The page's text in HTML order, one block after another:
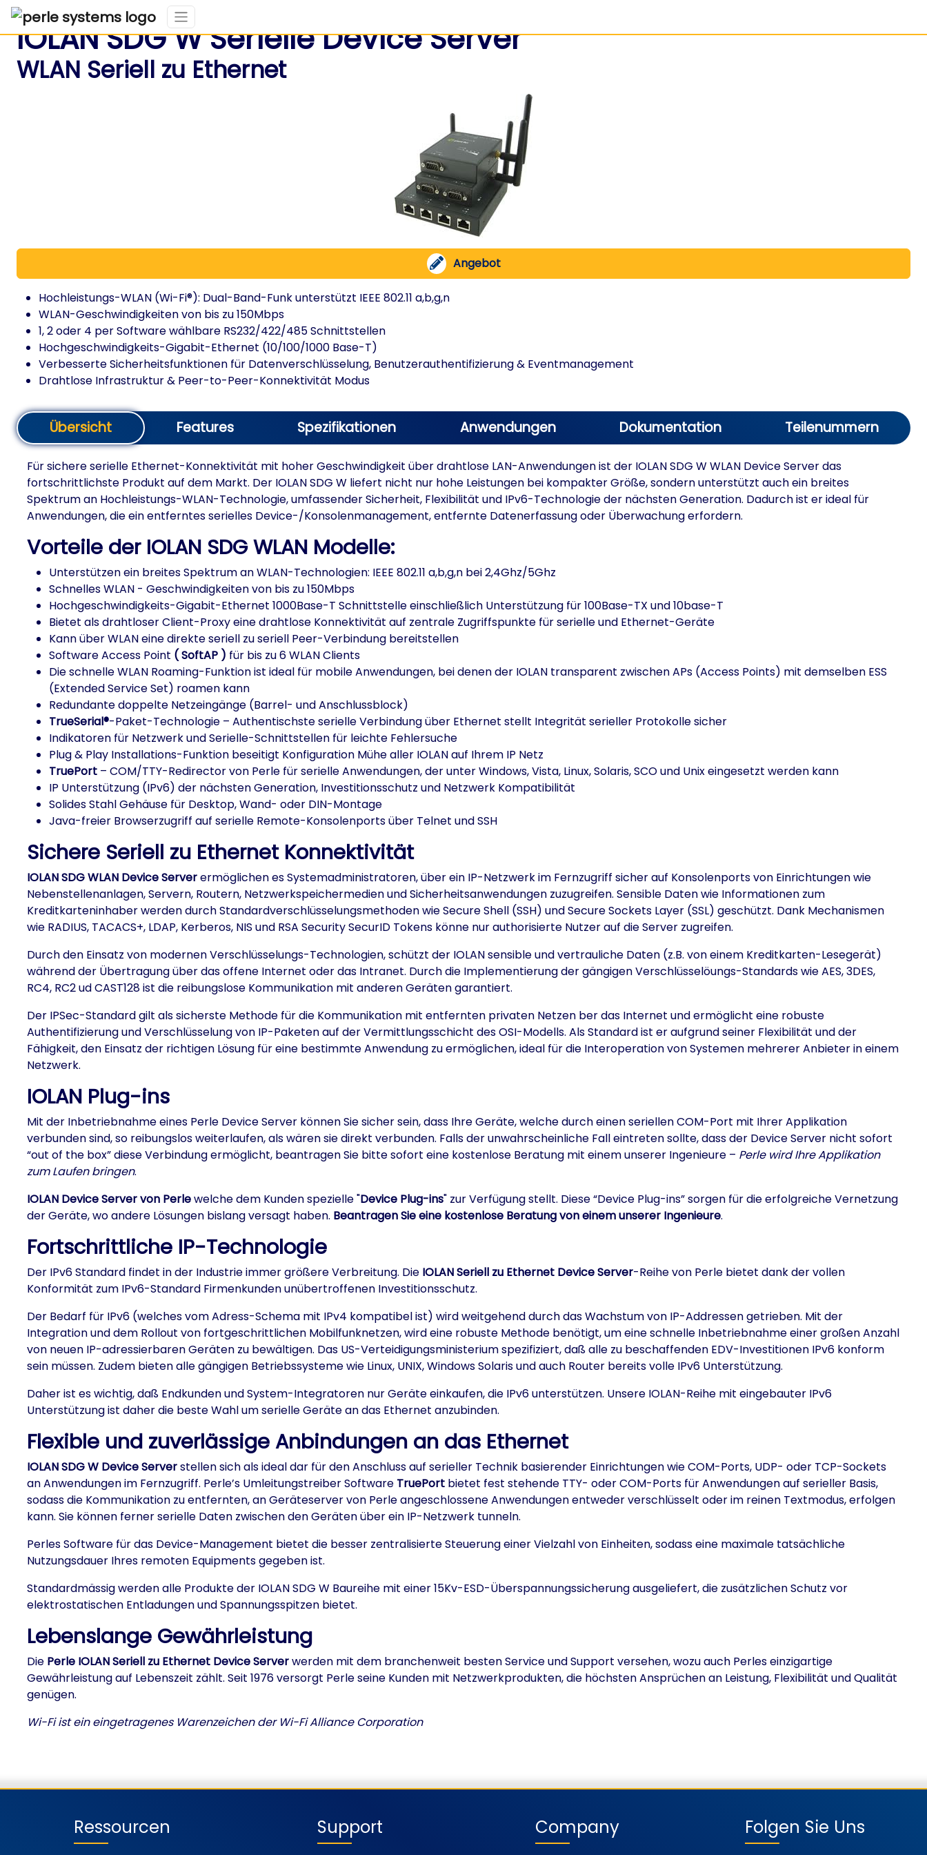
IOLAN SDG W Serielle Device Server
WLAN Seriell zu Ethernet
Angebot
Hochleistungs-WLAN (Wi-Fi®): Dual-Band-Funk unterstützt IEEE 802.11 a,b,g,n
WLAN-Geschwindigkeiten von bis zu 150Mbps
1, 2 oder 4 per Software wählbare RS232/422/485 Schnittstellen
Hochgeschwindigkeits-Gigabit-Ethernet (10/100/1000 Base-T)
Verbesserte Sicherheitsfunktionen für Datenverschlüsselung, Benutzerauthentifizierung & Eventmanagement
Drahtlose Infrastruktur & Peer-to-Peer-Konnektivität Modus
Übersicht Features Spezifikationen Anwendungen Dokumentation Teilenummern
Für sichere serielle Ethernet-Konnektivität mit hoher Geschwindigkeit über drahtlose LAN-Anwendungen ist der IOLAN SDG W WLAN Device Server das
fortschrittlichste Produkt auf dem Markt. Der IOLAN SDG W liefert nicht nur hohe Leistungen bei kompakter Größe, sondern unterstützt auch ein breites
Spektrum an Hochleistungs-WLAN-Technologie, umfassender Sicherheit, Flexibilität und IPv6-Technologie der nächsten Generation. Dadurch ist er ideal für
Anwendungen, die ein entferntes serielles Device-/Konsolenmanagement, entfernte Datenerfassung oder Überwachung erfordern.
Vorteile der IOLAN SDG WLAN Modelle:
Unterstützen ein breites Spektrum an WLAN-Technologien: IEEE 802.11 a,b,g,n bei 2,4Ghz/5Ghz
Schnelles WLAN - Geschwindigkeiten von bis zu 150Mbps
Hochgeschwindigkeits-Gigabit-Ethernet 1000Base-T Schnittstelle einschließlich Unterstützung für 100Base-TX und 10base-T
Bietet als drahtloser Client-Proxy eine drahtlose Konnektivität auf zentrale Zugriffspunkte für serielle und Ethernet-Geräte
Kann über WLAN eine direkte seriell zu seriell Peer-Verbindung bereitstellen
Software Access Point ( SoftAP ) für bis zu 6 WLAN Clients
Die schnelle WLAN Roaming-Funktion ist ideal für mobile Anwendungen, bei denen der IOLAN transparent zwischen APs (Access Points) mit demselben ESS
(Extended Service Set) roamen kann
Redundante doppelte Netzeingänge (Barrel- und Anschlussblock)
TrueSerial®-Paket-Technologie – Authentischste serielle Verbindung über Ethernet stellt Integrität serieller Protokolle sicher
Indikatoren für Netzwerk und Serielle-Schnittstellen für leichte Fehlersuche
Plug & Play Installations-Funktion beseitigt Konfiguration Mühe aller IOLAN auf Ihrem IP Netz
TruePort – COM/TTY-Redirector von Perle für serielle Anwendungen, der unter Windows, Vista, Linux, Solaris, SCO und Unix eingesetzt werden kann
IP Unterstützung (IPv6) der nächsten Generation, Investitionsschutz und Netzwerk Kompatibilität
Solides Stahl Gehäuse für Desktop, Wand- oder DIN-Montage
Java-freier Browserzugriff auf serielle Remote-Konsolenports über Telnet und SSH
Sichere Seriell zu Ethernet Konnektivität
IOLAN SDG WLAN Device Serverermöglichen es Systemadministratoren, über ein IP-Netzwerk im Fernzugriff sicher auf Konsolenports von Einrichtungen wie
Nebenstellenanlagen, Servern, Routern, Netzwerkspeichermedien und Sicherheitsanwendungen zuzugreifen. Sensible Daten wie Informationen zum
Kreditkarteninhaber werden durch Standardverschlüsselungsmethoden wie Secure Shell (SSH) und Secure Sockets Layer (SSL) geschützt. Dank Mechanismen
wie RADIUS, TACACS+, LDAP, Kerberos, NIS und RSA Security SecurID Tokens könne nur authorisierte Nutzer auf die Server zugreifen.
Durch den Einsatz von modernen Verschlüsselungs-Technologien, schützt der IOLAN sensible und vertrauliche Daten (z.B. von einem Kreditkarten-Lesegerät)
während der Übertragung über das offene Internet oder das Intranet. Durch die Implementierung der gängigen Verschlüsselöungs-Standards wie AES, 3DES,
RC4, RC2 ud CAST128 ist die reibungslose Kommunikation mit anderen Geräten garantiert.
Der IPSec-Standard gilt als sicherste Methode für die Kommunikation mit entfernten privaten Netzen ber das Internet und ermöglicht eine robuste
Authentifizierung und Verschlüsselung von IP-Paketen auf der Vermittlungsschicht des OSI-Modells. Als Standard ist er aufgrund seiner Flexibilität und der
Fähigkeit, den Einsatz der richtigen Lösung für eine bestimmte Anwendung zu ermöglichen, ideal für die Interoperation von Systemen mehrerer Anbieter in einem
Netzwerk.
IOLAN Plug-ins
Mit der Inbetriebnahme eines Perle Device Server können Sie sicher sein, dass Ihre Geräte, welche durch einen seriellen COM-Port mit Ihrer Applikation
verbunden sind, so reibungslos weiterlaufen, als wären sie direkt verbunden. Falls der unwahrscheinliche Fall eintreten sollte, dass der Device Server nicht sofort
“out of the box” diese Verbindung ermöglicht, beantragen Sie bitte sofort eine kostenlose Beratung mit einem unserer Ingenieure – Perle wird Ihre Applikation
zum Laufen bringen.
IOLAN Device Server von Perlewelche dem Kunden spezielle "Device Plug-ins" zur Verfügung stellt. Diese “Device Plug-ins” sorgen für die erfolgreiche Vernetzung
der Geräte, wo andere Lösungen bislang versagt haben. Beantragen Sie eine kostenlose Beratung von einem unserer Ingenieure.
Fortschrittliche IP-Technologie
Der IPv6 Standard findet in der Industrie immer größere Verbreitung. Die IOLAN Seriell zu Ethernet Device Server-Reihe von Perle bietet dank der vollen
Konformität zum IPv6-Standard Firmenkunden unübertroffenen Investitionsschutz.
Der Bedarf für IPv6 (welches vom Adress-Schema mit IPv4 kompatibel ist) wird weitgehend durch das Wachstum von IP-Addressen getrieben. Mit der
Integration und dem Rollout von fortgeschrittlichen Mobilfunknetzen, wird eine robuste Methode benötigt, um eine schnelle Inbetriebnahme einer großen Anzahl
von neuen IP-adressierbaren Geräten zu bewältigen. Das US-Verteidigungsministerium spezifiziert, daß alle zu beschaffenden EDV-Investitionen IPv6 konform
sein müssen. Zudem bieten alle gängigen Betriebssysteme wie Linux, UNIX, Windows Solaris und auch Router bereits volle IPv6 Unterstützung.
Daher ist es wichtig, daß Endkunden und System-Integratoren nur Geräte einkaufen, die IPv6 unterstützen. Unsere IOLAN-Reihe mit eingebauter IPv6
Unterstützung ist daher die beste Wahl um serielle Geräte an das Ethernet anzubinden.
Flexible und zuverlässige Anbindungen an das Ethernet
IOLAN SDG W Device Serverstellen sich als ideal dar für den Anschluss auf serieller Technik basierender Einrichtungen wie COM-Ports, UDP- oder TCP-Sockets
an Anwendungen im Fernzugriff. Perle’s Umleitungstreiber Software TruePort bietet fest stehende TTY- oder COM-Ports für Anwendungen auf serieller Basis,
sodass die Kommunikation zu entfernten, an Geräteserver von Perle angeschlossene Anwendungen entweder verschlüsselt oder im reinen Textmodus, erfolgen
kann. Sie können ferner serielle Daten zwischen den Geräten über ein IP-Netzwerk tunneln.
Perles Software für das Device-Management bietet die besser zentralisierte Steuerung einer Vielzahl von Einheiten, sodass eine maximale tatsächliche
Nutzungsdauer Ihres remoten Equipments gegeben ist.
Standardmässig werden alle Produkte der IOLAN SDG W Baureihe mit einer 15Kv-ESD-Überspannungssicherung ausgeliefert, die zusätzlichen Schutz vor
elektrostatischen Entladungen und Spannungsspitzen bietet.
Lebenslange Gewährleistung
Die Perle IOLAN Seriell zu Ethernet Device Serverwerden mit dem branchenweit besten Service und Support versehen, wozu auch Perles einzigartige
Gewährleistung auf Lebenszeit zählt. Seit 1976 versorgt Perle seine Kunden mit Netzwerkprodukten, die höchsten Ansprüchen an Leistung, Flexibilität und Qualität
genügen.
Wi-Fi ist ein eingetragenes Warenzeichen der Wi-Fi Alliance Corporation
Ressourcen Support Company Folgen Sie Uns